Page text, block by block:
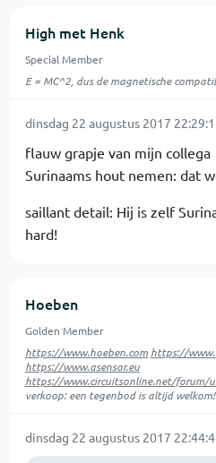
High met Henk
Special Member
E = MC^2, dus de magnetische
dinsdag 22 augustus 2017
flauw grapje van mijn collega
Surinaams hout nemen: dat
saillant detail: Hij is zelf
hard!
Hoeben
Golden Member
https://www.hoeben.com https://
https://www.asensor.eu
https://www.circuitsonline.net/forum/
verkoop: een tegenbod is altijd welkom!
dinsdag 22 augustus 2017